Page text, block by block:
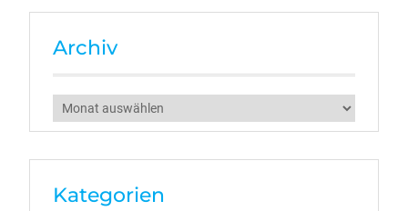
Archiv
Archiv
Kategorien